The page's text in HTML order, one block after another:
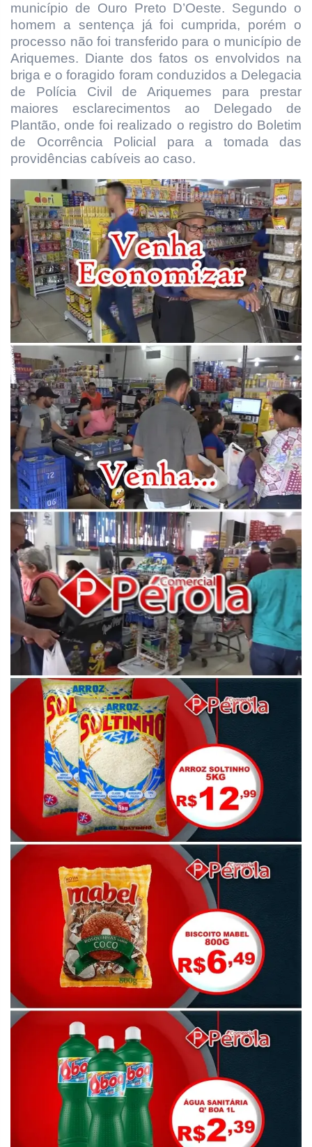
município de Ouro Preto D’Oeste. Segundo o
homem a sentença já foi cumprida, porém o
processo não foi transferido para o município de
Ariquemes. Diante dos fatos os envolvidos na
briga e o foragido foram conduzidos a Delegacia
de Polícia Civil de Ariquemes para prestar
maiores esclarecimentos ao Delegado de
Plantão, onde foi realizado o registro do Boletim
de Ocorrência Policial para a tomada das
providências cabíveis ao caso.